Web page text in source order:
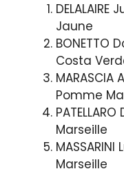
Jaune
BONETTO
Costa
Pomme
Marseille
Marseille